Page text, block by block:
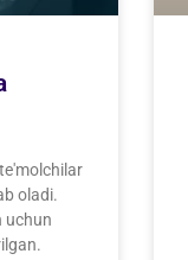
oladi.
uchun